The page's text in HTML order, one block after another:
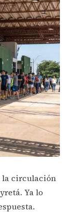
la circulación
Ya lo